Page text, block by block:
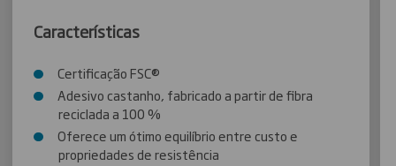
Características
Certificação FSC®
Adesivo castanho, fabricado a partir de fibra
reciclada a 100 %
Oferece um ótimo equilíbrio entre custo e
propriedades de resistência